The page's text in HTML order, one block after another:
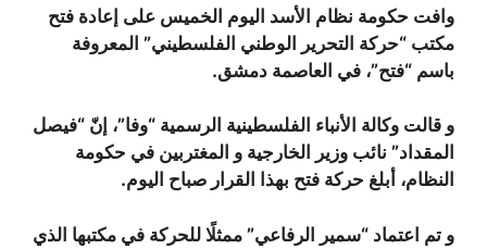
وافت حكومة نظام الأسد اليوم الخميس على إعادة فتح
مكتب “حركة التحرير الوطني الفلسطيني” المعروفة
باسم “فتح”، في العاصمة دمشق.
و قالت وكالة الأنباء الفلسطينية الرسمية “وفا”، إنّ “فيصل
المقداد” نائب وزير الخارجية و المغتربين في حكومة
النظام، أبلغ حركة فتح بهذا القرار صباح اليوم.
و تم اعتماد “سمير الرفاعي” ممثلًا للحركة في مكتبها الذي